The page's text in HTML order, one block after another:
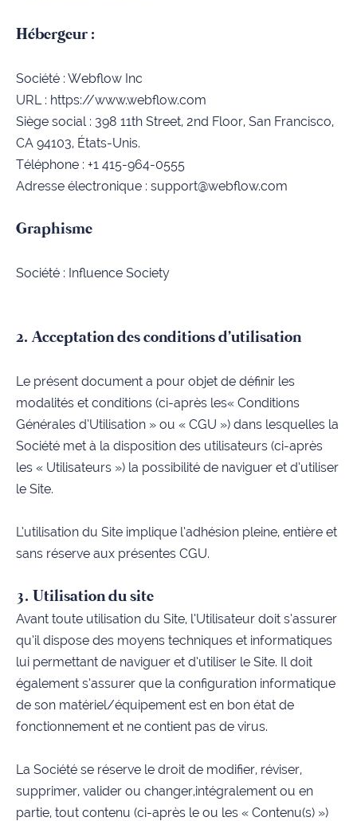
Hébergeur :
Société : Webflow Inc
URL : https://www.webflow.com
Siège social : 398 11th Street, 2nd Floor, San Francisco,
CA 94103, États-Unis.
Téléphone : +1 415-964-0555
Adresse électronique : support@webflow.com
Graphisme
Société : Influence Society
2. Acceptation des conditions d'utilisation
Le présent document a pour objet de définir les
modalités et conditions (ci-après les« Conditions
Générales d’Utilisation » ou « CGU ») dans lesquelles la
Société met à la disposition des utilisateurs (ci-après
les « Utilisateurs ») la possibilité de naviguer et d’utiliser
le Site.
L’utilisation du Site implique l’adhésion pleine, entière et
sans réserve aux présentes CGU.
3. Utilisation du site
Avant toute utilisation du Site, l’Utilisateur doit s’assurer
qu’il dispose des moyens techniques et informatiques
lui permettant de naviguer et d’utiliser le Site. Il doit
également s’assurer que la configuration informatique
de son matériel/équipement est en bon état de
fonctionnement et ne contient pas de virus.
La Société se réserve le droit de modifier, réviser,
supprimer, valider ou changer,intégralement ou en
partie, tout contenu (ci-après le ou les « Contenu(s) »)